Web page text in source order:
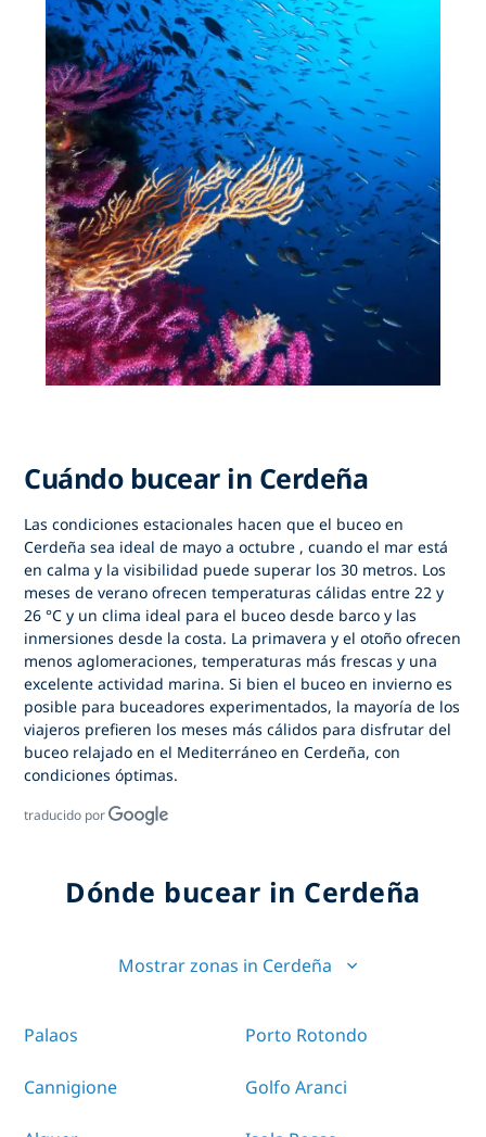
Cuándo bucear in Cerdeña
Las condiciones estacionales hacen queel buceo en
Cerdeña sea ideal de mayo a octubre , cuando el mar está
en calma y la visibilidad puede superar los 30 metros. Los
meses de verano ofrecen temperaturas cálidas entre 22 y
26 °C y un clima ideal para el buceo desde barco y las
inmersiones desde la costa. La primavera y el otoño ofrecen
menos aglomeraciones, temperaturas más frescas y una
excelente actividad marina. Si bien el buceo en invierno es
posible para buceadores experimentados, la mayoría de los
viajeros prefieren los meses más cálidos para disfrutardel
buceo relajado en el Mediterráneo en Cerdeña, con
condiciones óptimas.
traducido por
Dónde bucear in Cerdeña
Mostrar zonas in Cerdeña
Palaos Porto Rotondo
Cannigione Golfo Aranci